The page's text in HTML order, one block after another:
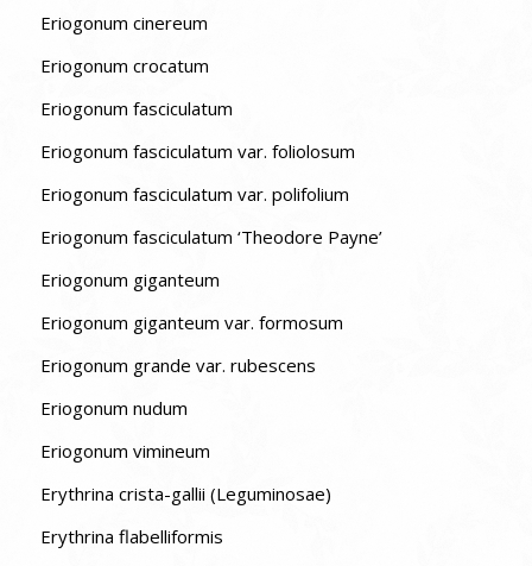
Eriogonum cinereum
Eriogonum crocatum
Eriogonum fasciculatum
Eriogonum fasciculatum var. foliolosum
Eriogonum fasciculatum var. polifolium
Eriogonum fasciculatum ‘Theodore Payne’
Eriogonum giganteum
Eriogonum giganteum var. formosum
Eriogonum grande var. rubescens
Eriogonum nudum
Eriogonum vimineum
Erythrina crista-gallii (Leguminosae)
Erythrina flabelliformis